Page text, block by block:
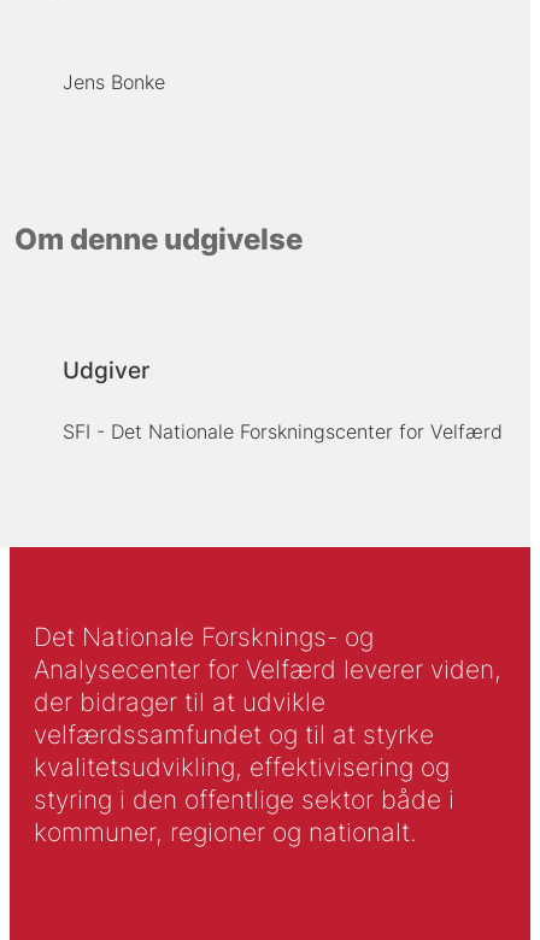
Jens Bonke
Om denne udgivelse
Udgiver
SFI - Det Nationale Forskningscenter for Velfærd
Det Nationale Forsknings- og
Analysecenter for Velfærd leverer viden,
der bidrager til at udvikle
velfærdssamfundet og til at styrke
kvalitetsudvikling, effektivisering og
styring i den offentlige sektor både i
kommuner, regioner og nationalt.